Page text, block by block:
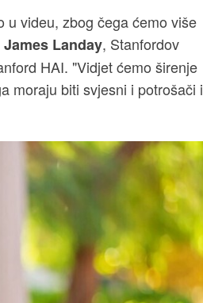
u videu, zbog čega ćemo više
James Landay, Stanfordov
HAI. "Vidjet ćemo širenje
moraju biti svjesni i potrošači i